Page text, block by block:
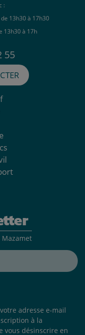
:
13h30 à 17h30
13h30 à 17h
55
adresse e-mail
à la
vous désinscrire en